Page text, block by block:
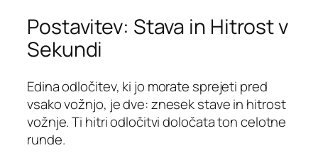
Postavitev: Stava in Hitrost v
Sekundi
Edina odločitev, ki jo morate sprejeti pred
vsako vožnjo, je dve: znesek stave in hitrost
vožnje. Ti hitri odločitvi določata ton celotne
runde.